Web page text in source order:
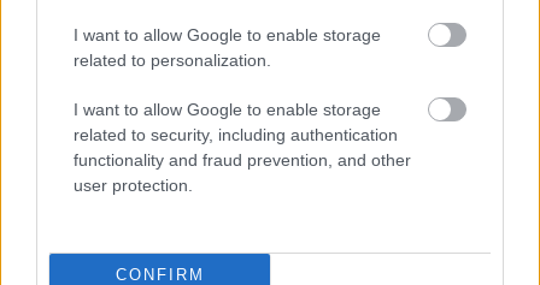
I want to allow Google to enable storage
related to personalization.
I want to allow Google to enable storage
related to security, including authentication
functionality and fraud prevention, and other
user protection.
CONFIRM
Ακολουθήστε τοinsider.gr στο Google News
και μάθετε
πρώτοι όλες τιςειδήσειςαπό την Ελλάδα και τον κόσμο.